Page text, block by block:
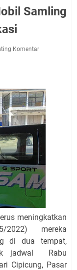
Tiga Acara
9 Agustus 2026
Mobil Keliling
Dihadiri Hanya Satu
Kuningan Jumat 7
SIM Keliling Ada di
10 Agustus 2026 Ada
Dua Acara
Senin 10 Agustus
Samling
Komentar
meningkatkan
2022) mereka
di dua tempat,
jadwal Rabu
Cipicung, Pasar